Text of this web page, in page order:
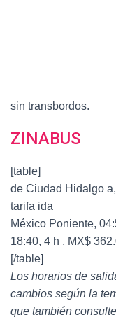
sin transbordos.
ZINABUS
[table]
de Ciudad Hidalgo
tarifa ida
México Poniente,
18:40, 4 h , MX$
[/table]
Los horarios de
cambios según la
que también